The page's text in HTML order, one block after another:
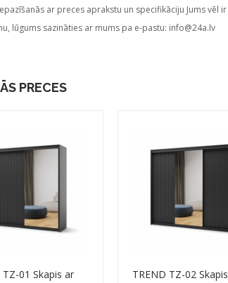
ar preces aprakstu un specifikāciju Jums
lūgums sazināties ar mums pa e-pastu: info@24a.lv
PRECES
TZ-01 Skapis ar
TREND TZ-02